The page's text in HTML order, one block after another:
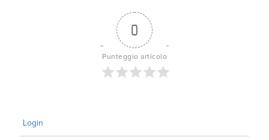
0
Punteggio articolo
Login